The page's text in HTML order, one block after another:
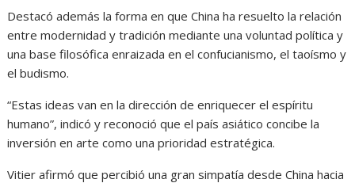
Destacó además la forma en que China ha resuelto la relación
entre modernidad y tradición mediante una voluntad política y
una base filosófica enraizada en el confucianismo, el taoísmo y
el budismo.
“Estas ideas van en la dirección de enriquecer el espíritu
humano”, indicó y reconoció que el país asiático concibe la
inversión en arte como una prioridad estratégica.
Vitier afirmó que percibió una gran simpatía desde China hacia